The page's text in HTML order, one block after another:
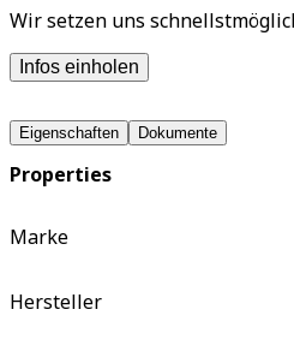
Wir setzen uns
Infos einholen
Eigenschaften Dokumente
Properties
Marke
Hersteller